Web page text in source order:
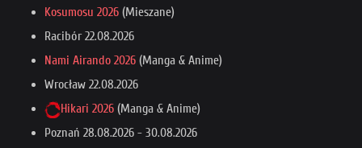
Kosumosu 2026 (Mieszane)
Racibór22.08.2026
Nami Airando 2026 (Manga & Anime)
Wrocław 22.08.2026
Hikari 2026 (Manga & Anime)
Poznań 28.08.2026 - 30.08.2026